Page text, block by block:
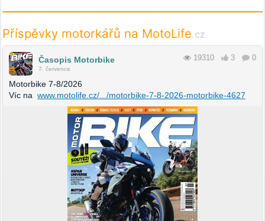
Příspěvky motorkářů na MotoLife.cz
Časopis Motorbike
7. července
19310 3 0
Motorbike 7-8/2026
Víc na www.motolife.cz/.../motorbike-7-8-2026-motorbike-4627